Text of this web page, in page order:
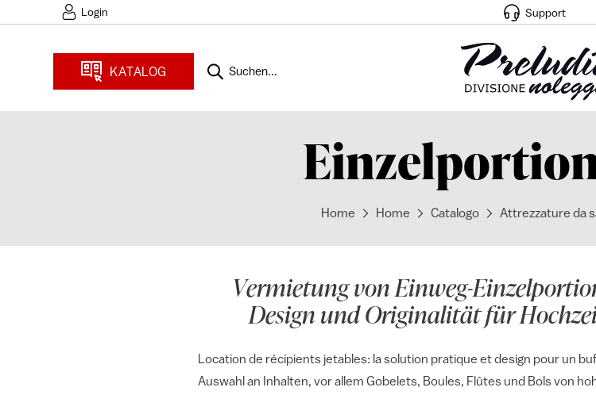
Login Support
KATALOG Suchen...
Home Home Catalogo Attrezzature da
Vermietung von Einweg-
Design und Originalität für
Location de récipients jetables: la solution pratique et design pour un
Auswahl an Inhalten, vor allem Gobelets, Boules, Flûtes und Bols von